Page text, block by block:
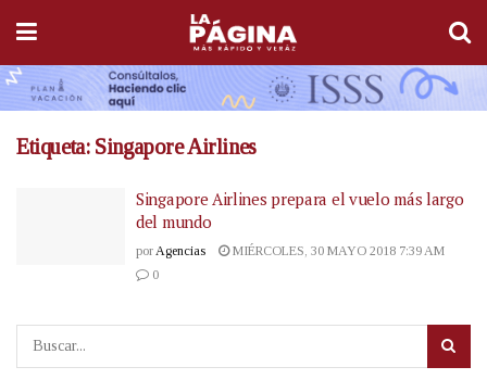
Etiqueta: Singapore Airlines
Singapore Airlines prepara el vuelo más largo
del mundo
por Agencias
MIÉRCOLES, 30 MAYO 2018 7:39 AM
0